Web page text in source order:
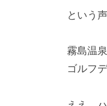
という
霧島温
ゴルフ